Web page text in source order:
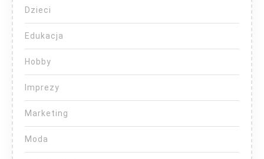
Dzieci
Edukacja
Hobby
Imprezy
Marketing
Moda